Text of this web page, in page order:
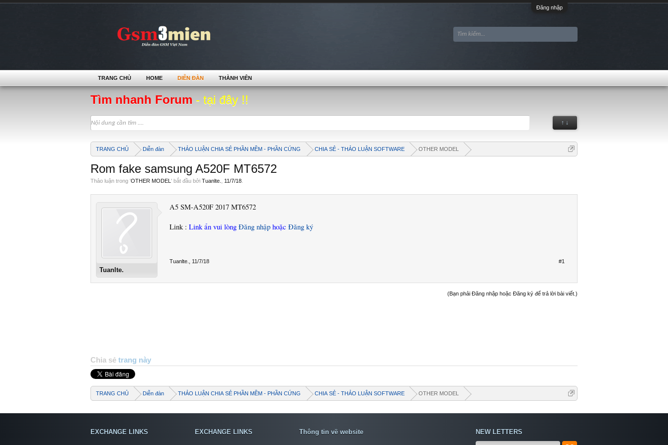
Đăng nhập
Tìm nhanh Forum - tại đây !!
↑ ↓
TRANG CHỦ Diễn đàn THẢO LUẬN CHIA SẺ PHẦN MỀM - PHẦN CỨNG CHIA SẺ - THẢO LUẬN SOFTWARE OTHER MODEL
Rom fake samsung A520F MT6572
Thảo luận trong 'OTHER MODEL ' bắt đầu bởi Tuanlte. 11/7/18
Tuanlte.
A5 SM-A520F 2017 MT6572
Link : Link ẩn vui lòng Đăng nhập hoặc Đăng ký
Tuanlte. 11/7/18 #1
(Bạn phải Đăng nhập hoặc Đăng ký để trả lời bài viết.)
Chia sẻ trang này
TRANG CHỦ Diễn đàn THẢO LUẬN CHIA SẺ PHẦN MỀM - PHẦN CỨNG CHIA SẺ - THẢO LUẬN SOFTWARE OTHER MODEL
TRANG CHỦ HOME DIỄN ĐÀN THÀNH VIÊN
EXCHANGE LINKS EXCHANGE LINKS Thông tin về website NEW LETTERS